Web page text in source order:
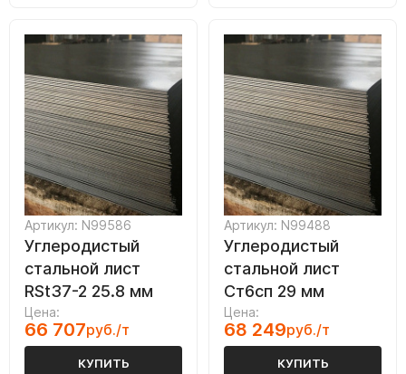
Артикул: N99586
Углеродистый
стальной лист
RSt37-2 25.8 мм
Цена:
66 707руб./т
КУПИТЬ
Артикул: N99488
Углеродистый
стальной лист
Ст6сп 29 мм
Цена:
68 249руб./т
КУПИТЬ